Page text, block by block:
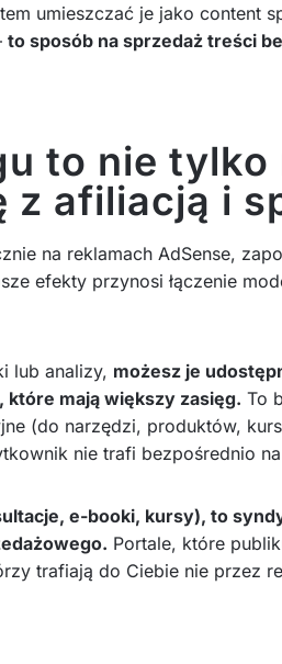
umieszczać je jako content
to sposób na sprzedaż treści
to nie tylko
z afiliacją i
na reklamach AdSense,
efekty przynosi łączenie
lub analizy, możesz je
mają większy zasięg. To
(do narzędzi, produktów,
nie trafi bezpośrednio
e-booki, kursy), to
Portale, które
trafiają do Ciebie nie przez